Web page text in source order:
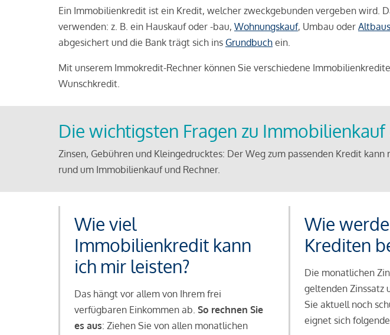
Ein Immobilienkredit ist ein Kredit, welcher zweckgebunden vergeben wird.
verwenden: z. B. ein Hauskauf oder -bau, Wohnungskauf, Umbau oder
abgesichert und die Bank trägt sich ins Grundbuch ein.
Mit unserem Immokredit-Rechner können Sie verschiedene
Wunschkredit.
Die wichtigsten Fragen zu Immobilienkauf
Zinsen, Gebühren und Kleingedrucktes: Der Weg zum passenden Kredit
rund um Immobilienkauf und Rechner.
Wie viel
Immobilienkredit kann
ich mir leisten?
Das hängt vor allem von Ihrem frei
verfügbaren Einkommen ab. So rechnen Sie
es aus: Ziehen Sie von allen monatlichen
Wie
Krediten
Die monatlichen
geltenden Zinssatz
Sie aktuell noch
eignet sich